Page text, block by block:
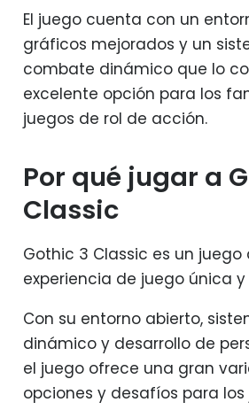
El juego cuenta con un
gráficos mejorados y un
combate dinámico que lo
excelente opción para los
juegos de rol de acción.
Por qué jugar a
Classic
Gothic 3 Classic es un
experiencia de juego única
Con su entorno abierto,
dinámico y desarrollo de
el juego ofrece una gran
opciones y desafíos para los